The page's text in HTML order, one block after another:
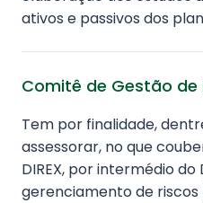
ativos e passivos dos
Comitê de Gestão de
Tem por finalidade,
assessorar, no que
DIREX, por intermédio
gerenciamento de riscos